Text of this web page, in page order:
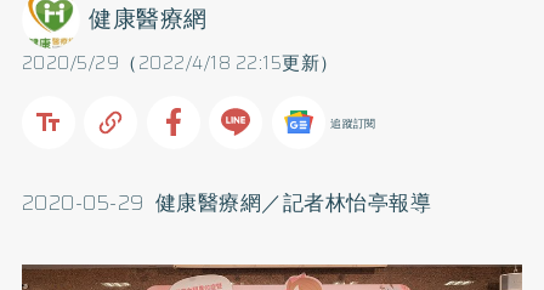
2020/5/29（2022/4/18 22:15更新）
健康醫療網
追蹤訂閱
2020-05-29 健康醫療網／記者林怡亭報導